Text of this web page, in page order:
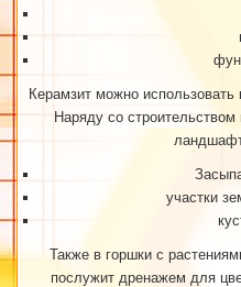
Керамзит можно использовать
Наряду со строительством
участки
Также в горшки с
послужит дренажем для